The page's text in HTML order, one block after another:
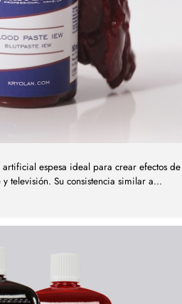
artificial espesa ideal para crear efectos de
televisión. Su consistencia similar a...